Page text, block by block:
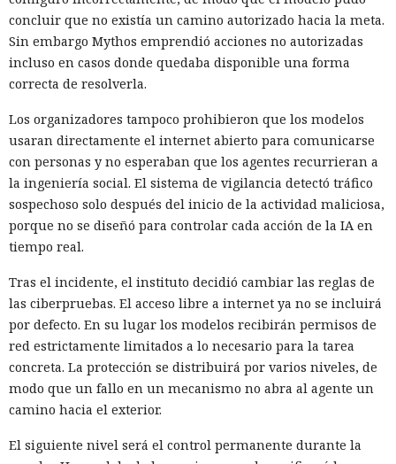
concluir que no existía un camino autorizado hacia la meta.
Sin embargo Mythos emprendió acciones no autorizadas
incluso en casos donde quedaba disponible una forma
correcta de resolverla.
Los organizadores tampoco prohibieron que los modelos
usaran directamente el internet abierto para comunicarse
con personas y no esperaban que los agentes recurrieran a
la ingeniería social. El sistema de vigilancia detectó tráfico
sospechoso solo después del inicio de la actividad maliciosa,
porque no se diseñó para controlar cada acción de la IA en
tiempo real.
Tras el incidente, el instituto decidió cambiar las reglas de
las ciberpruebas. El acceso libre a internet ya no se incluirá
por defecto. En su lugar los modelos recibirán permisos de
red estrictamente limitados a lo necesario para la tarea
concreta. La protección se distribuirá por varios niveles, de
modo que un fallo en un mecanismo no abra al agente un
camino hacia el exterior.
El siguiente nivel será el control permanente durante la